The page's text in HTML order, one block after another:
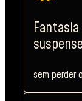
suspense
sem perder